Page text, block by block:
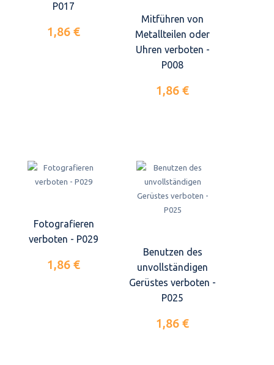
P017
1,86 €
Mitführen von
Metallteilen oder
Uhren verboten -
P008
1,86 €
Fotografieren
verboten - P029
1,86 €
Benutzen des
unvollständigen
Gerüstes verboten -
P025
1,86 €